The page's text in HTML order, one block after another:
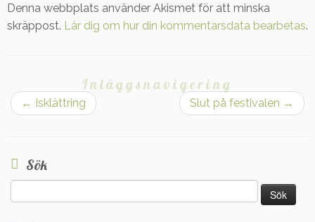
Denna webbplats använder Akismet för att minska
skräppost. Lär dig om hur din kommentarsdata bearbetas.
Inläggsnavigering
← Isklättring Slut på festivalen →
Sök
efter: